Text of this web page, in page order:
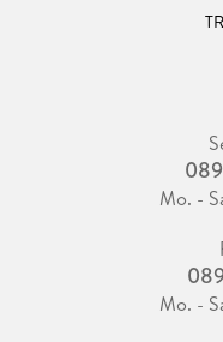
Mo. -
Mo. -